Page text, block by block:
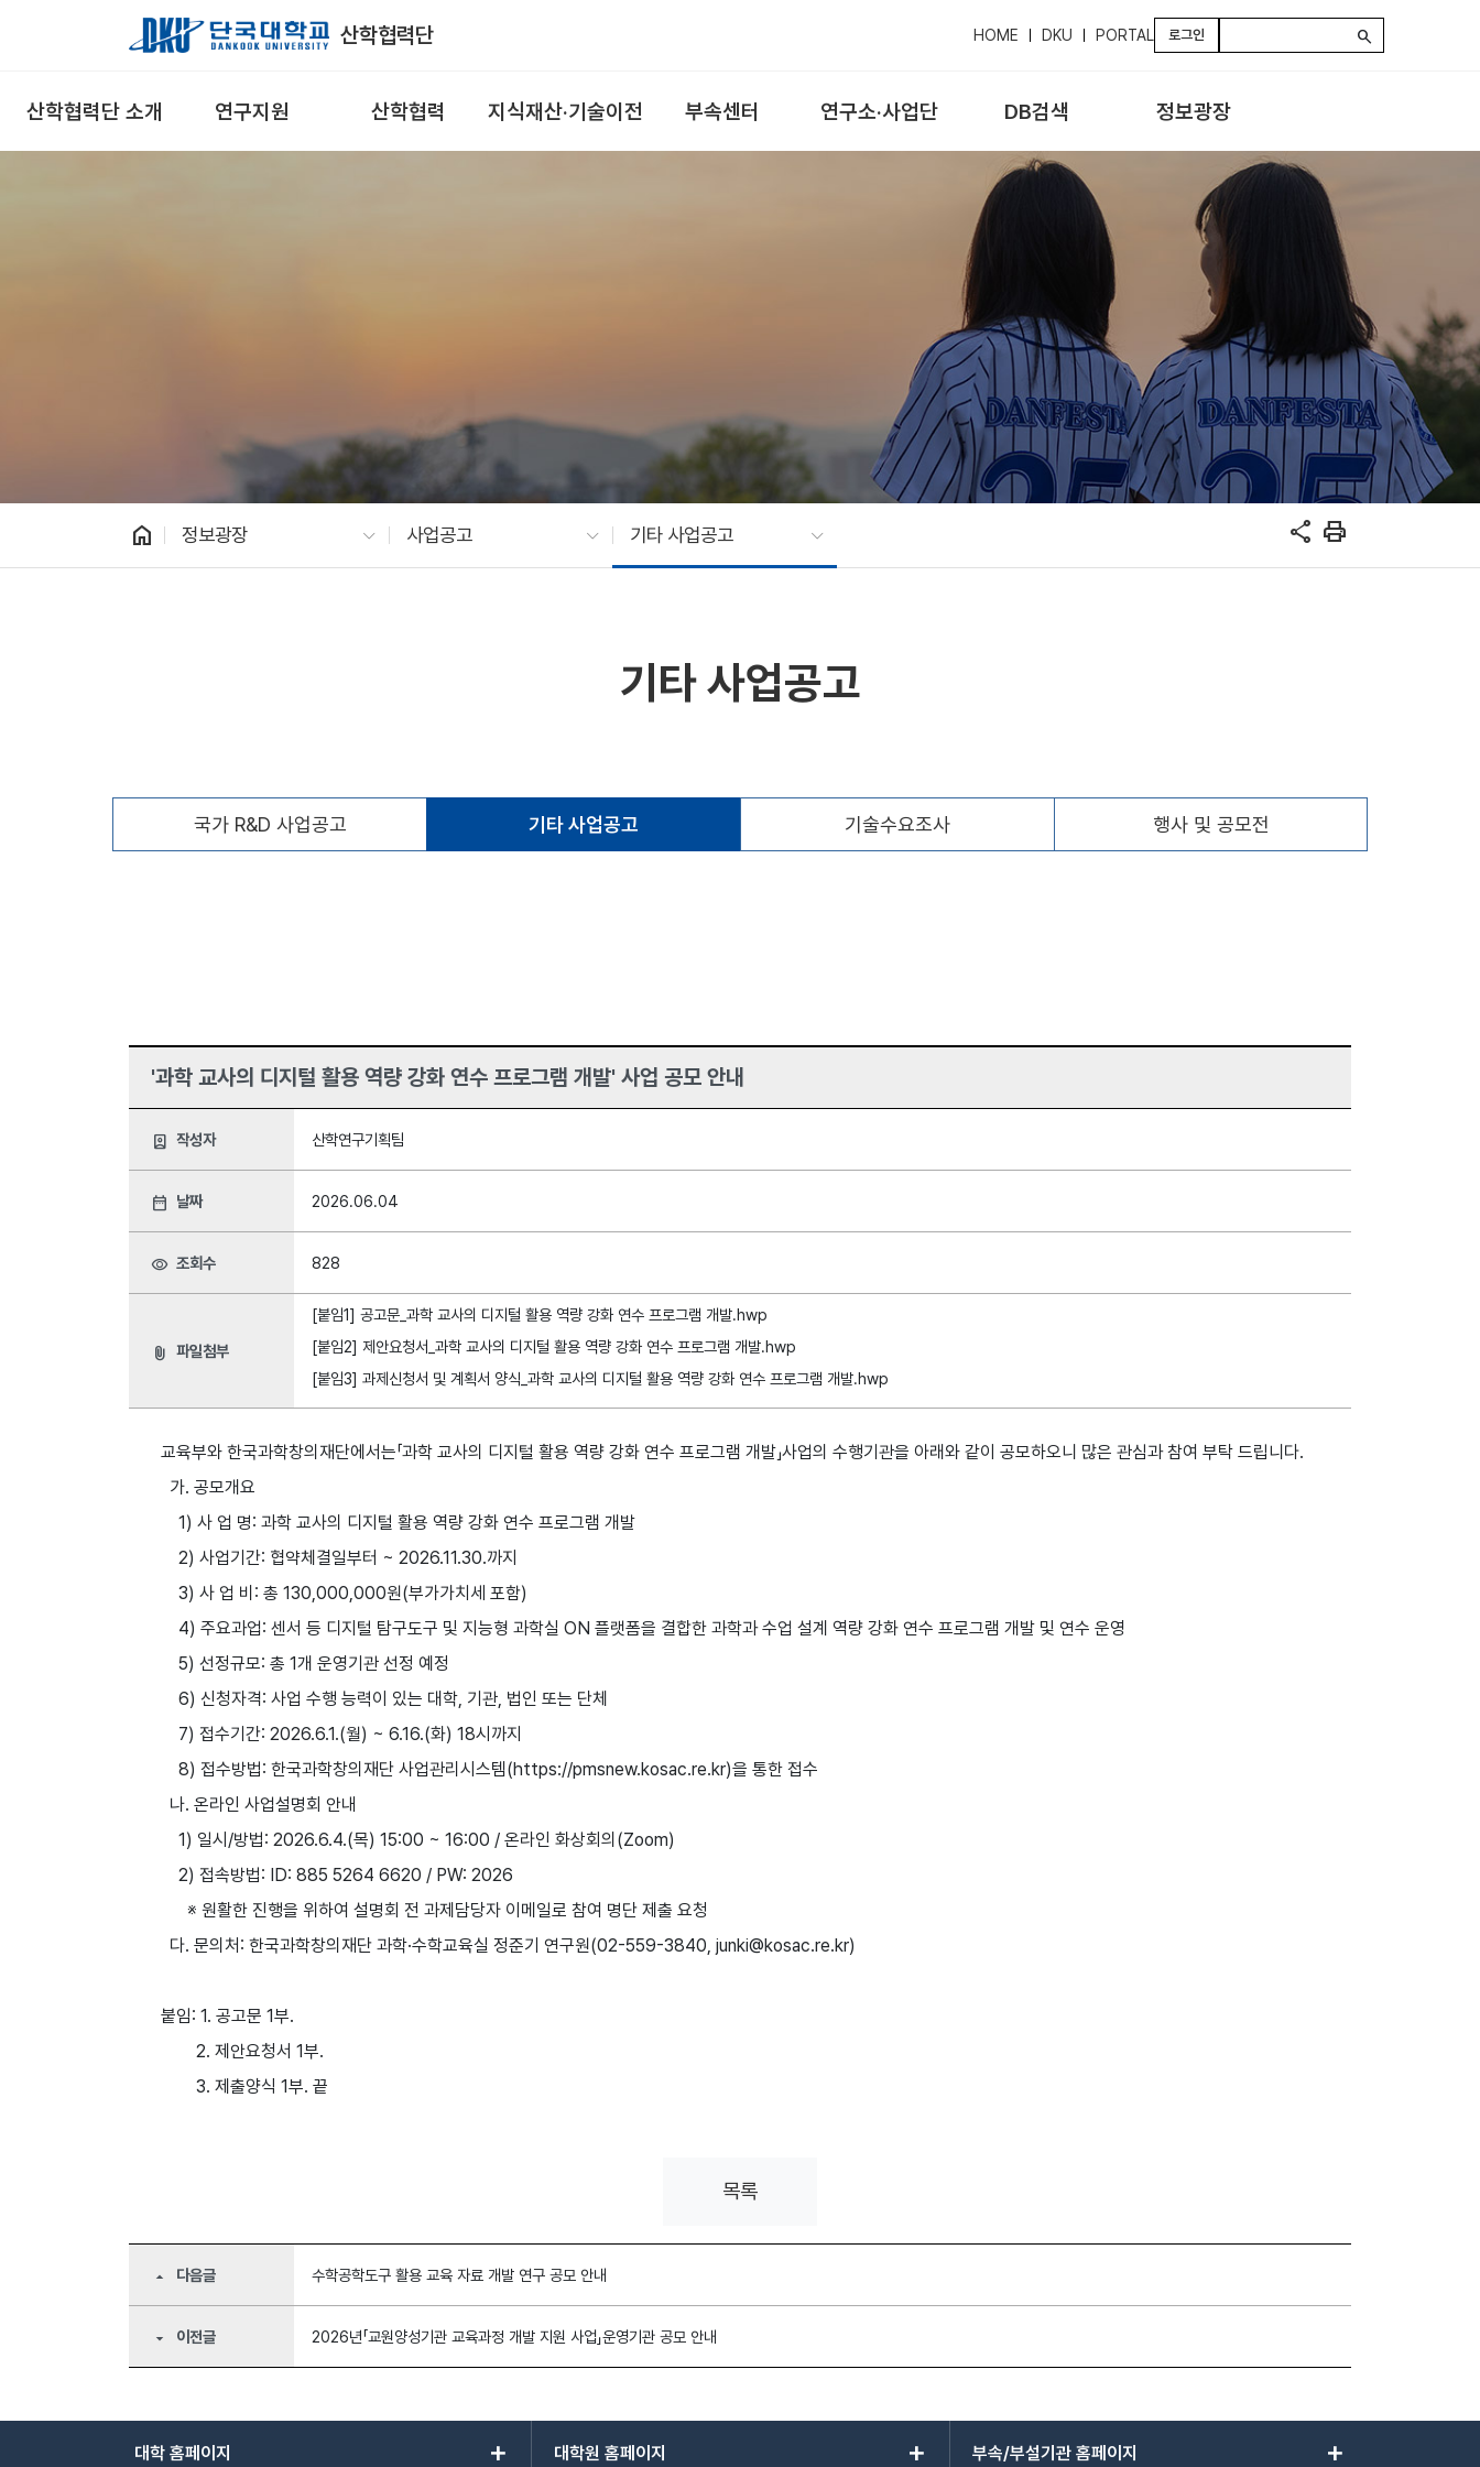
Skip to Main Content
산학협력단 HOME DKU PORTAL 로그인 search
산학협력단 소개 연구지원 산학협력 지식재산·기술이전 부속센터 연구소·사업단 DB검색 정보광장
home 정보광장 사업공고 기타 사업공고 share print
기타 사업공고
국가 R&D 사업공고 기타 사업공고 기술수요조사 행사 및 공모전
'과학 교사의 디지털 활용 역량 강화 연수 프로그램 개발' 사업 공모 안내
person_book 작성자 산학연구기획팀
date_range 날짜 2026.06.04
visibility 조회수 828
attach_file 파일첨부
[붙임1] 공고문_과학 교사의 디지털 활용 역량 강화 연수 프로그램 개발.hwp
[붙임2] 제안요청서_과학 교사의 디지털 활용 역량 강화 연수 프로그램 개발.hwp
[붙임3] 과제신청서 및 계획서 양식_과학 교사의 디지털 활용 역량 강화 연수 프로그램 개발.hwp
교육부와 한국과학창의재단에서는「과학 교사의 디지털 활용 역량 강화 연수 프로그램 개발」사업의 수행기관을 아래와 같이 공모하오니 많은 관심과 참여 부탁 드립니다.
가. 공모개요
1) 사 업 명: 과학 교사의 디지털 활용 역량 강화 연수 프로그램 개발
2) 사업기간: 협약체결일부터 ~ 2026.11.30.까지
3) 사 업 비: 총 130,000,000원(부가가치세 포함)
4) 주요과업: 센서 등 디지털 탐구도구 및 지능형 과학실 ON 플랫폼을 결합한 과학과 수업 설계 역량 강화 연수 프로그램 개발 및 연수 운영
5) 선정규모: 총 1개 운영기관 선정 예정
6) 신청자격: 사업 수행 능력이 있는 대학, 기관, 법인 또는 단체
7) 접수기간: 2026.6.1.(월) ~ 6.16.(화) 18시까지
8) 접수방법: 한국과학창의재단 사업관리시스템(https://pmsnew.kosac.re.kr)을 통한 접수
나. 온라인 사업설명회 안내
1) 일시/방법: 2026.6.4.(목) 15:00 ~ 16:00 / 온라인 화상회의(Zoom)
2) 접속방법: ID: 885 5264 6620 / PW: 2026
※ 원활한 진행을 위하여 설명회 전 과제담당자 이메일로 참여 명단 제출 요청
다. 문의처: 한국과학창의재단 과학·수학교육실 정준기 연구원(02-559-3840, junki@kosac.re.kr)
붙임: 1. 공고문 1부.
2. 제안요청서 1부.
3. 제출양식 1부. 끝
목록
arrow_drop_up 다음글 수학공학도구 활용 교육 자료 개발 연구 공모 안내
arrow_drop_down 이전글 2026년「교원양성기관 교육과정 개발 지원 사업」운영기관 공모 안내
대학 홈페이지 add 대학원 홈페이지 add 부속/부설기관 홈페이지 add